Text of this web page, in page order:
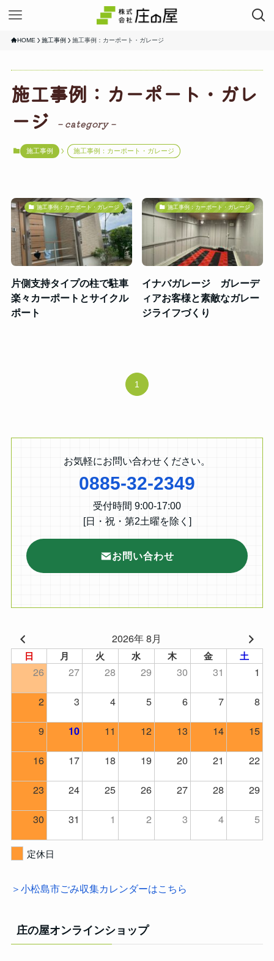
HOME 施工事例 施工事例：カーポート・ガレージ
施工事例：カーポート・ガレ
ージ
– category –
施工事例 施工事例：カーポート・ガレージ
施工事例：カーポート・ガレージ
片側支持タイプの柱で駐車
楽々カーポートとサイクル
ポート
施工事例：カーポート・ガレージ
イナバガレージ ガレーデ
ィアお客様と素敵なガレー
ジライフづくり
1
お気軽にお問い合わせください。
0885-32-2349
受付時間 9:00-17:00
[日・祝・第2土曜を除く]
お問い合わせ
2026年 8月
日 月 火 水 木 金 土
26 27 28 29 30 31
1
2
3 4 5 6 7
8
9
10 11 12 13 14
15
16
17 18 19 20 21
22
23
24 25 26 27 28
29
30
31 1 2 3 4 5
定休日
＞小松島市ごみ収集カレンダーはこちら
庄の屋オンラインショップ